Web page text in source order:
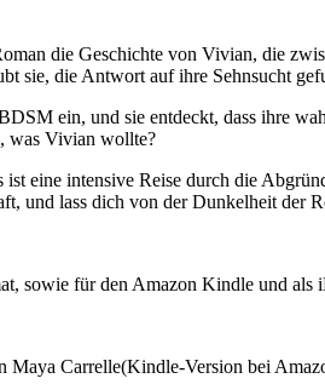
die Geschichte von Vivian, die
sie, die Antwort auf ihre Sehnsucht
ein, und sie entdeckt, dass ihre
was Vivian wollte?
eine intensive Reise durch die
und lass dich von der Dunkelheit der
sowie für den Amazon Kindle und als
Maya Carrelle(Kindle-Version bei